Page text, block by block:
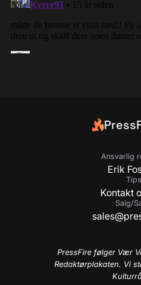
Ansvarlig
Erik
Tips
Kontakt
Salg/
PressFire følger Vær
Redaktørplakaten. Vi